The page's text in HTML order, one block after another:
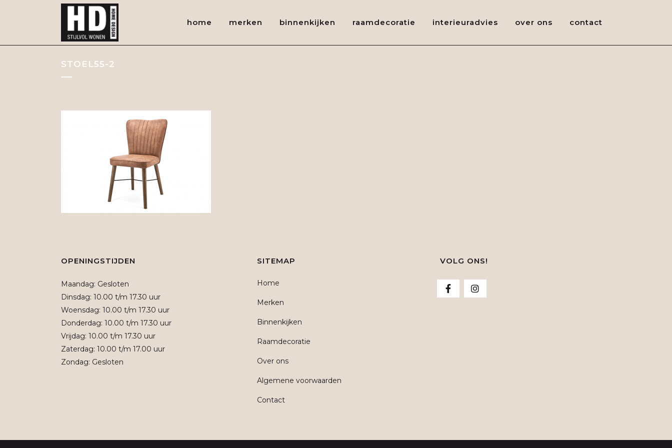
home merken binnenkijken raamdecoratie interieuradvies over ons contact
STOEL55-2
OPENINGSTIJDEN
Maandag: Gesloten
Dinsdag: 10.00 t/m 17.30 uur
Woensdag: 10.00 t/m 17.30 uur
Donderdag: 10.00 t/m 17.30 uur
Vrijdag: 10.00 t/m 17.30 uur
Zaterdag: 10.00 t/m 17.00 uur
Zondag: Gesloten
SITEMAP
Home
Merken
Binnenkijken
Raamdecoratie
Over ons
Algemene voorwaarden
Contact
VOLG ONS!